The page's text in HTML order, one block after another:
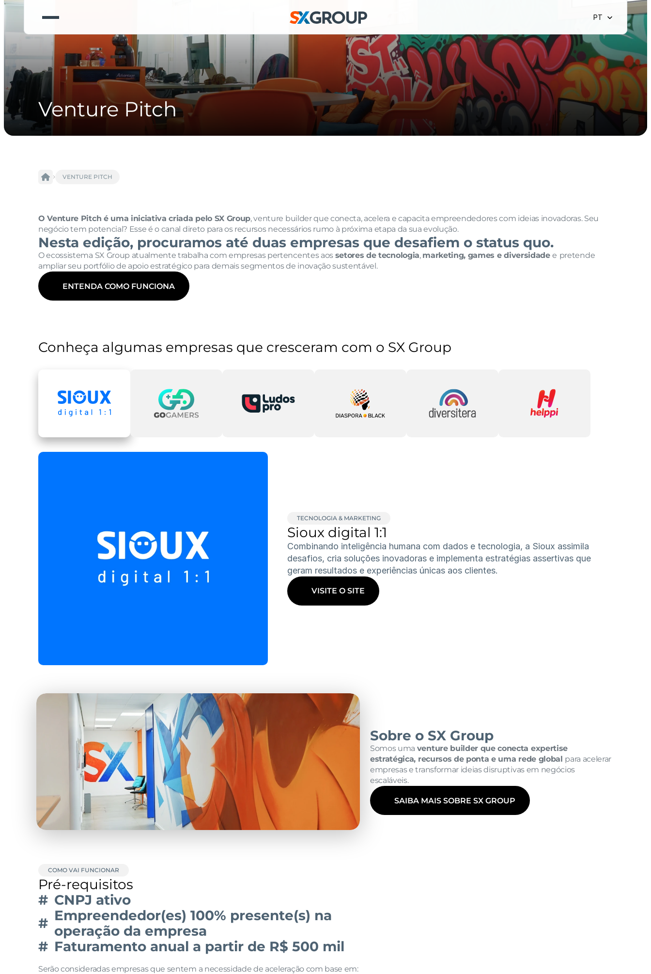
Select Language
PT
Venture Pitch
VENTURE PITCH
O Venture Pitch é uma iniciativa criada pelo SX Group, venture builder que conecta, acelera e capacita empreendedores com ideias inovadoras. Seu
negócio tem potencial? Esse é o canal direto para os recursos necessários rumo à próxima etapa da sua evolução.
Nesta edição, procuramos até duas empresas que desafiem o status quo.
O ecossistema SX Group atualmente trabalha com empresas pertencentes aos setores de tecnologia, marketing, games e diversidade e pretende
ampliar seu portfólio de apoio estratégico para demais segmentos de inovação sustentável.
ENTENDA COMO FUNCIONA
Conheça algumas empresas que cresceram com o SX Group
TECNOLOGIA & MARKETING
Sioux digital 1:1
Combinando inteligência humana com dados e tecnologia, a Sioux assimila
desafios, cria soluções inovadoras e implementa estratégias assertivas que
geram resultados e experiências únicas aos clientes.
VISITE O SITE
Sobre o SX Group
Somos uma venture builder que conecta expertise
estratégica, recursos de ponta e uma rede global para acelerar
empresas e transformar ideias disruptivas em negócios
escaláveis.
SAIBA MAIS SOBRE SX GROUP
COMO VAI FUNCIONAR
Pré-requisitos
# CNPJ ativo
# Empreendedor(es) 100% presente(s) na
operação da empresa
# Faturamento anual a partir de R$ 500 mil
Serão consideradas empresas que sentem a necessidade de aceleração com base em: